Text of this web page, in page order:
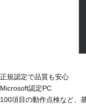
正規認定で品質も安心
Microsoft認定PC
100項目の動作点検など、